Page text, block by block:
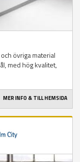
övriga material
med hög kvalitet,
MER INFO & TILL HEMSIDA